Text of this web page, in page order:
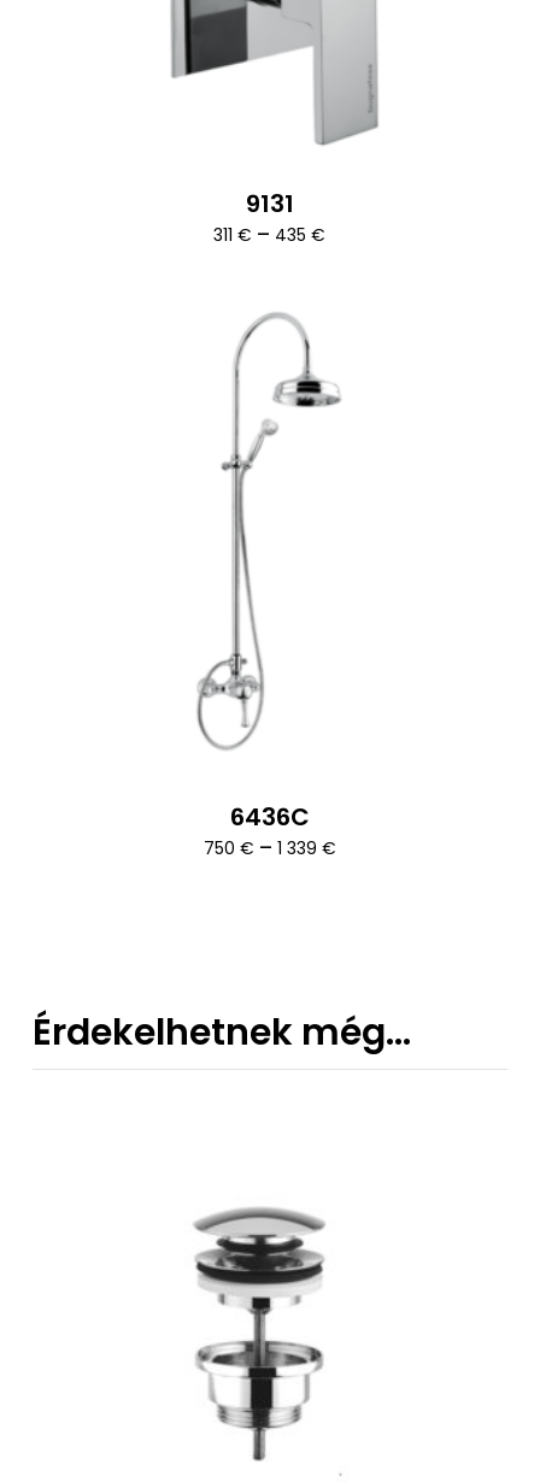
9131
311€ – 435€
6436C
750 € – 1 339 €Ártartomány:
Érdekelhetnek még…